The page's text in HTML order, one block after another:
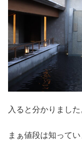
入ると分かりまし
まぁ値段は知ってい